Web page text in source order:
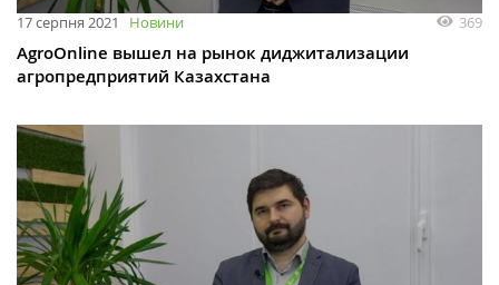
17 серпня 2021 Новини 369
AgroOnline вышел на рынок диджитализации
агропредприятий Казахстана